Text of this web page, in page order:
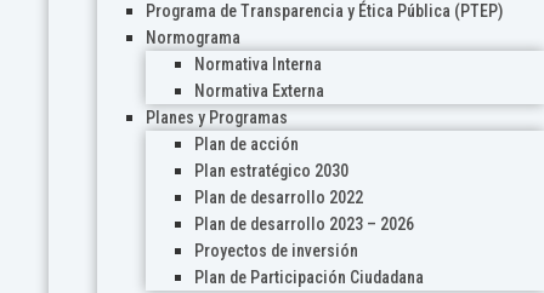
Programa de Transparencia y Ética Pública (PTEP)
Normograma
Normativa Interna
Normativa Externa
Planes y Programas
Plan de acción
Plan estratégico 2030
Plan de desarrollo 2022
Plan de desarrollo 2023 – 2026
Proyectos de inversión
Plan de Participación Ciudadana